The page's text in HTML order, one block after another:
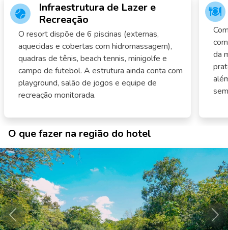
Infraestrutura de Lazer e
Recreação
O resort dispõe de 6 piscinas (externas,
aquecidas e cobertas com hidromassagem),
quadras de tênis, beach tennis, minigolfe e
campo de futebol. A estrutura ainda conta com
playground, salão de jogos e equipe de
recreação monitorada.
da
O que fazer na região do hotel
Anterior